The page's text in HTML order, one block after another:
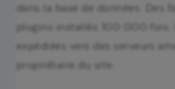
dans la base de données. Des
plugins installés 100 000 fois.
expédiées vers des serveurs
propriétaire du site.